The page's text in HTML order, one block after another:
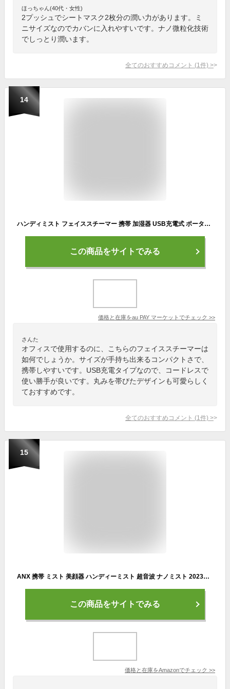
ほっちゃん(40代・女性)
2プッシュでシートマスク2枚分の潤い力があります。ミ
ニサイズなのでカバンに入れやすいです。ナノ微粒化技術
でしっとり潤います。
全てのおすすめコメント (1 件) >
14
ハンディミスト フェイススチーマー 携帯 加湿器 USB充電式 ポータブル スチーマー 小型 美顔器 おしゃれ コードレス 持ち運び 超音波式
この商品をサイトでみる
価格と在庫をau PAY マーケット でチェック >>
さんた
オフィスで使用するのに、こちらのフェイススチーマーは
如何でしょうか。サイズが手持ち出来るコンパクトさで、
携帯しやすいです。USB充電タイプなので、コードレスで
使い勝手が良いです。丸みを帯びたデザインも可愛らしく
ておすすめです。
全てのおすすめコメント (1 件) >
15
ANX 携帯 ミスト 美顔器 ハンディーミスト 超音波 ナノミスト 2023年10月改良型 説明書付 (1個)
この商品をサイトでみる
価格と在庫をAmazonでチェック >>